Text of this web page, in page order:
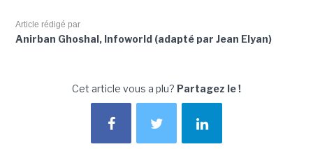
Article rédigé par
Anirban Ghoshal, Infoworld (adapté par Jean Elyan)
Cet article vous a plu? Partagez le !